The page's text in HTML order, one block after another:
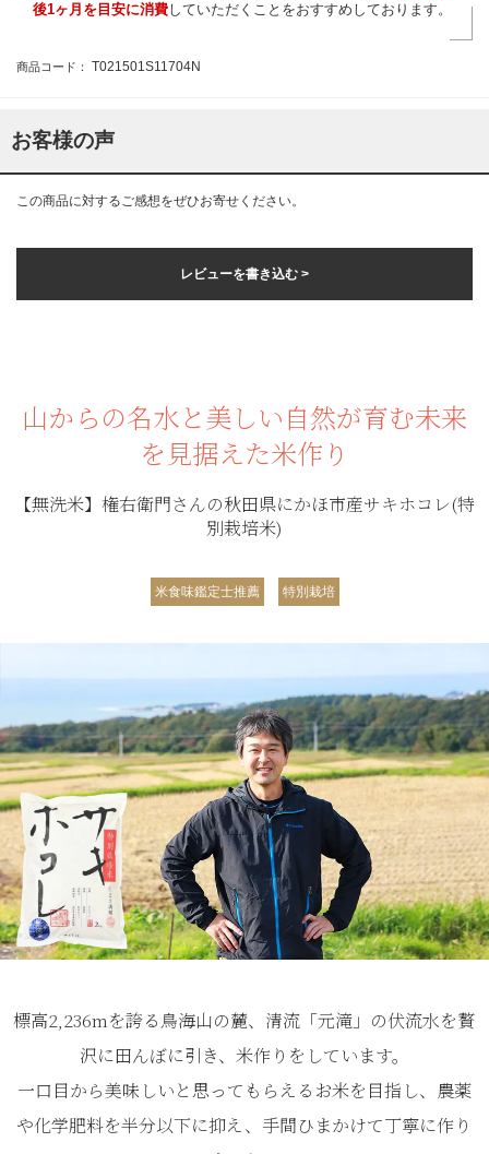
後1ヶ月を目安に消費していただくことをおすすめしております。
商品コード： T021501S11704N
お客様の声
この商品に対するご感想をぜひお寄せください。
レビューを書き込む >
山からの名水と美しい自然が育む未来
を見据えた米作り
【無洗米】権右衛門さんの秋田県にかほ市産サキホコレ(特
別栽培米)
米食味鑑定士推薦 特別栽培
標高2,236mを誇る鳥海山の麓、清流「元滝」の伏流水を贅
沢に田んぼに引き、米作りをしています。
一口目から美味しいと思ってもらえるお米を目指し、農薬
や化学肥料を半分以下に抑え、手間ひまかけて丁寧に作り